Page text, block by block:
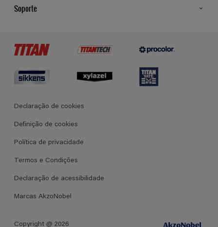
Soporte
Termos e Condições Gerais de Venda
Declaração de cookies
Definição de cookies
Política de privacidade
Termos e Condições
Declaração de acessibilidade
Marcas AkzoNobel
Copyright @ 2026